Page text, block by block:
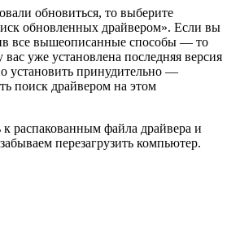
обновиться, то выберите
обновленных драйвером». Если вы
все вышеописанные способы — то
вас уже установлена последняя версия
установить принудительно —
поиск драйвером на этом
распакованным файла драйвера и
перезагрузить компьютер.